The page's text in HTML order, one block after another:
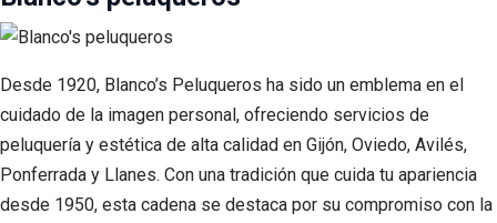
Desde 1920, Blanco’s Peluqueros ha sido un emblema en el
cuidado de la imagen personal, ofreciendo servicios de
peluquería y estética de alta calidad en Gijón, Oviedo, Avilés,
Ponferrada y Llanes. Con una tradición que cuida tu apariencia
desde 1950, esta cadena se destaca por su compromiso con la